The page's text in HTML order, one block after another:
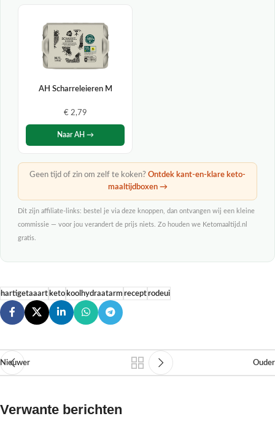
AH Scharreleieren M
€ 2,79
Naar AH →
Geen tijd of zin om zelf te koken? Ontdek kant-en-klare keto-
maaltijdboxen →
Dit zijn affiliate-links: bestel je via deze knoppen, dan ontvangen wij een kleine
commissie — voor jou verandert de prijs niets. Zo houden we Ketomaaltijd.nl
gratis.
hartigetaaart keto koolhydraatarm receptrodeui
Nieuwer Ouder
Verwante berichten